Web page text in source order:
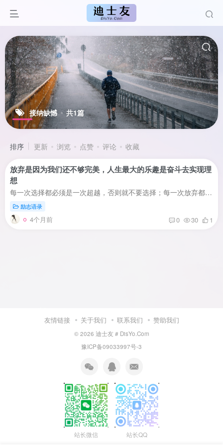
接纳缺憾 共1篇
排序 更新 浏览 点赞 评论 收藏
放弃是因为我们还不够完美，人生最大的乐趣是奋斗去实现理
想
每一次选择都必须是一次超越，否则就不要选择；每一次放弃都必须是一次升华，否则就不要放弃。做人最大的乐趣在于透过奋斗去实现理想，所以选择放弃意味着我们还要更加完美，有缺点意味着我们还...
励志语录
4个月前 0 30 1
友情链接 关于我们 联系我们 赞助我们
© 2026 迪士友 # DisYo.Com
豫ICP备09033997号-3
站长微信 站长QQ